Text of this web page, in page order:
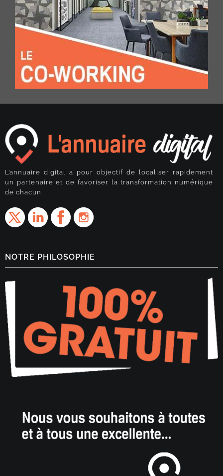
L’annuaire digital a pour objectif de localiser rapidement
un partenaire et de favoriser la transformation numérique
de chacun.
NOTRE PHILOSOPHIE